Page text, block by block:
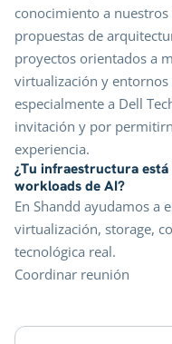
conocimiento a
propuestas de
proyectos orientados a
virtualización y entornos
especialmente a Dell
invitación y por
experiencia.
¿Tu infraestructura
workloads de AI?
En Shandd ayudamos a
virtualización, storage,
tecnológica real.
Coordinar reunión